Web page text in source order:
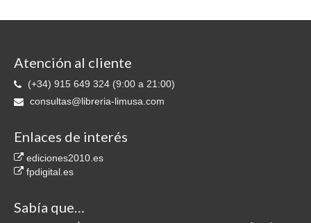
Atención al cliente
(+34) 915 649 324 (9:00 a 21:00)
consultas@libreria-limusa.com
Enlaces de interés
ediciones2010.es
fpdigital.es
Sabía que…